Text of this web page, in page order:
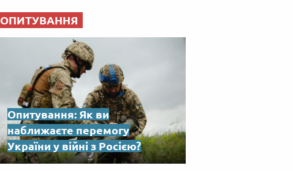
ОПИТУВАННЯ
Опитування: Як ви
наближаєте перемогу
України у війні з Росією?